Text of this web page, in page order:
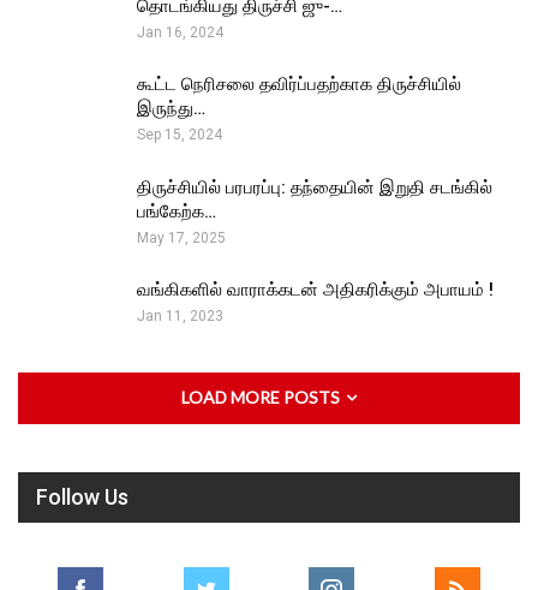
தொடங்கியது திருச்சி ஜு-…
Jan 16, 2024
கூட்ட நெரிசலை தவிர்ப்பதற்காக திருச்சியில்
இருந்து…
Sep 15, 2024
திருச்சியில் பரபரப்பு: தந்தையின் இறுதி சடங்கில்
பங்கேற்க…
May 17, 2025
வங்கிகளில் வாராக்கடன் அதிகரிக்கும் அபாயம் !
Jan 11, 2023
LOAD MORE POSTS
Follow Us